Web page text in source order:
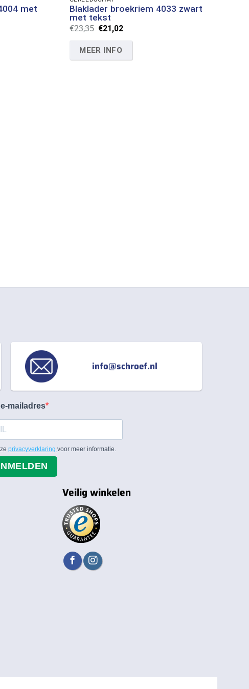
met
Blaklader broekriem 4033 zwart
met tekst
€23,35 Oorspronkelijke
prijs
€23,35.
€21,02Huidige
MEER INFO
info@schroef.nl
mailadres
privacyverklaringvoor meer informatie.
Veilig winkelen